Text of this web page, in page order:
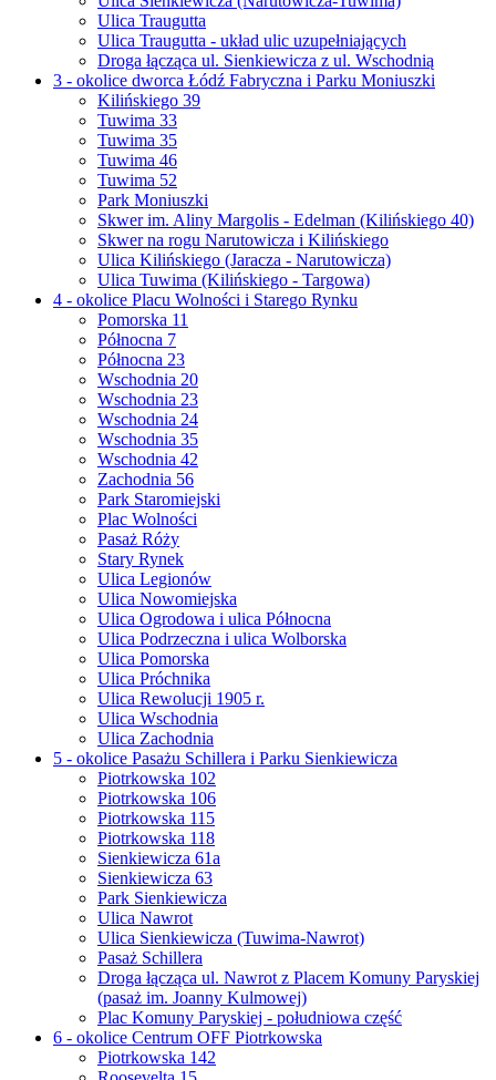
Ulica Traugutta
Ulica Traugutta - układ ulic uzupełniających
Droga łącząca ul. Sienkiewicza z ul. Wschodnią
3 - okolice dworca Łódź Fabryczna i Parku Moniuszki
Kilińskiego 39
Tuwima 33
Tuwima 35
Tuwima 46
Tuwima 52
Park Moniuszki
Skwer im. Aliny Margolis - Edelman (Kilińskiego 40)
Skwer na rogu Narutowicza i Kilińskiego
Ulica Kilińskiego (Jaracza - Narutowicza)
Ulica Tuwima (Kilińskiego - Targowa)
4 - okolice Placu Wolności i Starego Rynku
Pomorska 11
Północna 7
Północna 23
Wschodnia 20
Wschodnia 23
Wschodnia 24
Wschodnia 35
Wschodnia 42
Zachodnia 56
Park Staromiejski
Plac Wolności
Pasaż Róży
Stary Rynek
Ulica Legionów
Ulica Nowomiejska
Ulica Ogrodowa i ulica Północna
Ulica Podrzeczna i ulica Wolborska
Ulica Pomorska
Ulica Próchnika
Ulica Rewolucji 1905 r.
Ulica Wschodnia
Ulica Zachodnia
5 - okolice Pasażu Schillera i Parku Sienkiewicza
Piotrkowska 102
Piotrkowska 106
Piotrkowska 115
Piotrkowska 118
Sienkiewicza 61a
Sienkiewicza 63
Park Sienkiewicza
Ulica Nawrot
Ulica Sienkiewicza (Tuwima-Nawrot)
Pasaż Schillera
Droga łącząca ul. Nawrot z Placem Komuny Paryskiej
(pasaż im. Joanny Kulmowej)
Plac Komuny Paryskiej - południowa część
6 - okolice Centrum OFF Piotrkowska
Piotrkowska 142